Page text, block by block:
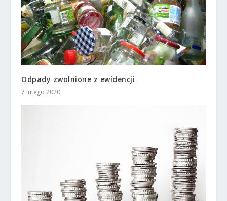
Odpady zwolnione z ewidencji
7 lutego 2020